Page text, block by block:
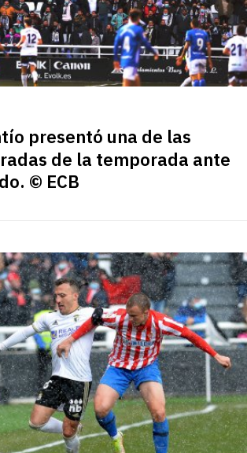
presentó una de las
de la temporada ante
© ECB